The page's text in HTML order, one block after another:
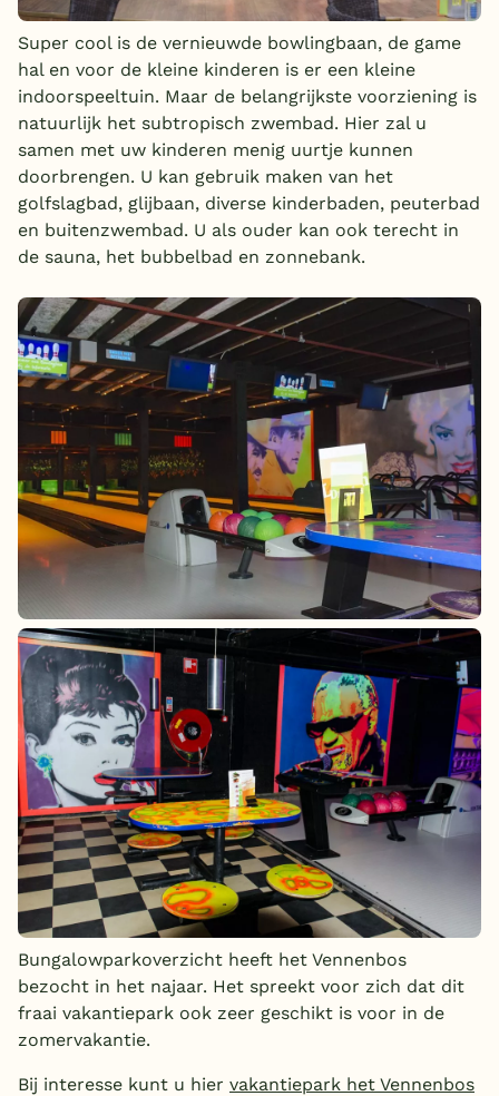
Super cool is de vernieuwde bowlingbaan, de game
hal en voor de kleine kinderen is er een kleine
indoorspeeltuin. Maar de belangrijkste voorziening is
natuurlijk het subtropisch zwembad. Hier zal u
samen met uw kinderen menig uurtje kunnen
doorbrengen. U kan gebruik maken van het
golfslagbad, glijbaan, diverse kinderbaden, peuterbad
en buitenzwembad. U als ouder kan ook terecht in
de sauna, het bubbelbad en zonnebank.
Bungalowparkoverzicht heeft het Vennenbos
bezocht in het najaar. Het spreekt voor zich dat dit
fraai vakantiepark ook zeer geschikt is voor in de
zomervakantie.
Bij interesse kunt u hier vakantiepark het Vennenbos